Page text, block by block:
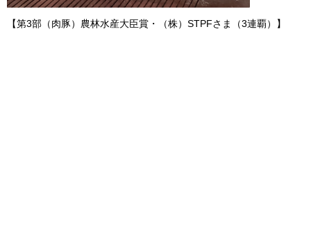
【第3部（肉豚）農林水産大臣賞・（株）STPFさま（3連覇）】